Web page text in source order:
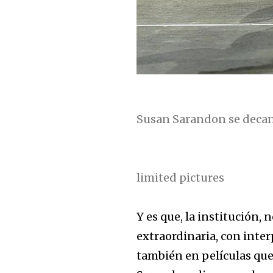
Susan Sarandon se
limited pictures
Y es que, la institución,
extraordinaria, con
también en películas